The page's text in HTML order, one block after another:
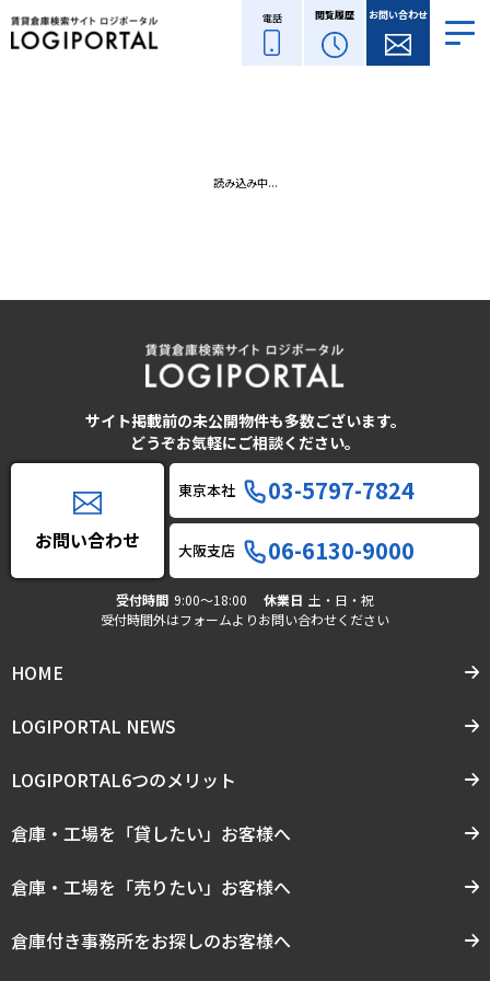
電話 閲覧履歴 お問い合わせ
読み込み中...
サイト掲載前の未公開物件も多数ございます。
どうぞお気軽にご相談ください。
お問い合わせ
東京本社 03-5797-7824
大阪支店 06-6130-9000
受付時間 9:00〜18:00 休業日 土・日・祝
受付時間外はフォームよりお問い合わせください
HOME
LOGIPORTAL NEWS
LOGIPORTAL6つのメリット
倉庫・工場を「貸したい」お客様へ
倉庫・工場を「売りたい」お客様へ
倉庫付き事務所をお探しのお客様へ